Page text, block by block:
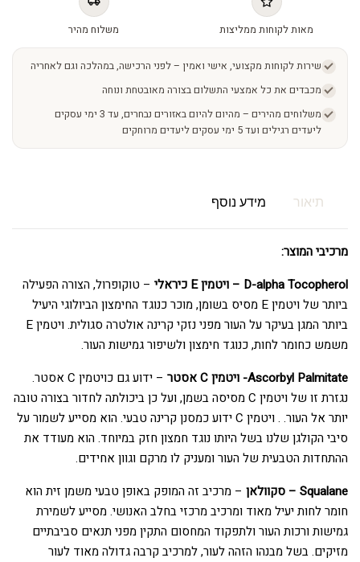
מאות לקוחות ממליצות משלוח מהיר
שירות לקוחות מקצועי, אישי ואמין – לפני הרכישה, במהלכה וגם לאחריה
מכבדים את כל אמצעי התשלום בצורה מאובטחת ונוחה
משלוחים מהירים – מהיום להיום באזורים נבחרים, עד 3 ימי עסקים
ליעדים רגילים ועד 5 ימי עסקים ליעדים מרוחקים
תיאור מידע נוסף
מרכיבי המוצר:
D-alpha Tocopherol – ויטמין E כיראלי
– טוקופרול, הצורה הפעילה
ביותר של ויטמין E מסיס בשומן, מוכר כנוגד החימצון הביולוגי היעיל
ביותר המגן בעיקר על העור מפני נזקי קרינה אולטרה סגולית. ויטמין E
משמש כחומר לחות, כנוגד חימצון ולשיפור גמישות העור.
Ascorbyl Palmitate- ויטמין C אסטר
– ידוע גם כויטמין C אסטר.
נגזרת זו של ויטמין C מסיסה בשמן, ועל כן ביכולתה לחדור בצורה טובה
יותר אל העור. . ויטמין C ידוע כמסנן קרינה טבעי. הוא מסייע לשמור על
סיבי הקולגן שלנו בשל היותו נוגד חמצון חזק במיוחד. הוא מעודד את
ההתחדות הטבעית של העור ומעניק לו מרקם וגוון אחידים.
Squalane – סקוולאן
– מרכיב זה המופק באופן טבעי משמן זית הוא
חומר לחות יעיל מאוד ומרכיב מרכזי בחלב האנושי. מסייע לשמירת
גמישות ורכות העור ולתפקוד המחסום התקין מפני תנאים סביבתיים
מזיקים. בשל מבנהו הזהה לעור, למרכיב קרבה גדולה מאוד לעור